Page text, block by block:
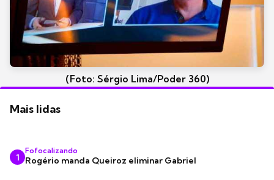
(Foto: Sérgio Lima/Poder 360)
Mais lidas
1
Fofocalizando
Rogério manda Queiroz eliminar Gabriel